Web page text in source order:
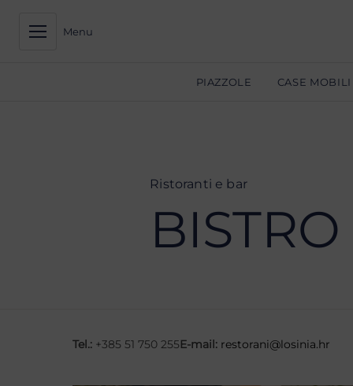
Menu
PIAZZOLE CASE MOBILI
Ristoranti e bar
Tel.: +385 51 750 255E-mail: restorani@losinia.hr